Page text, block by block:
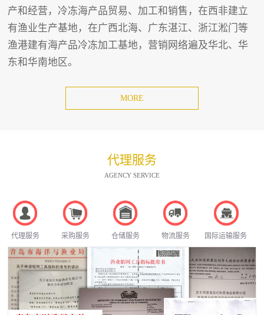
产和经营，冷冻海产品贸易、加工和销售，在西非建立
有渔业生产基地，在广西北海、广东湛江、浙江淞门等
渔港建有海产品冷冻加工基地，营销网络遍及华北、华
东和华南地区。
MORE
代理服务
AGENCY SERVICE
代理服务 采购服务 仓储服务 物流服务 国际运输服务